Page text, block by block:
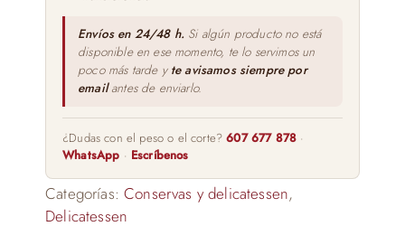
Envíos en 24/48 h. Si algún producto no está
disponible en ese momento, te lo servimos un
poco más tarde y te avisamos siempre por
emailantes de enviarlo.
¿Dudas con el peso o el corte?607 677 878 ·
WhatsApp · Escríbenos
Categorías:Conservas y delicatessen,
Delicatessen